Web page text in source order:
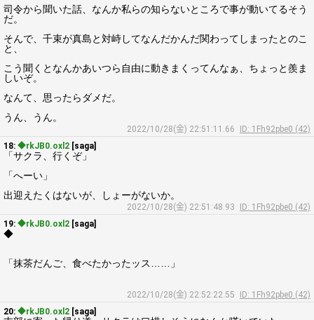
司令から聞いた話、なんか私らの知らないところで事が動いてるそう
だ。
そんで、千束が真島と対峙してなんだかんだ関わってしまったとのこ
と、
こう聞くとなんかあいつら自由に動きまくってんなぁ、ちょっと羨ま
しいぞ。
なんて、思ったらダメだ。
うん、うん。
2022/10/28(金) 22:51:11.66
ID: 1Fh92pbe0 (42)
18: ◆rkJB0.oxl2 [saga]
「サクラ、行くぞ」
「へーい」
出迎えたくはないが、しょーがないか。
2022/10/28(金) 22:51:48.93
ID: 1Fh92pbe0 (42)
19: ◆rkJB0.oxl2 [saga]
◆
「抹茶だんご、食べたかったッス……」
2022/10/28(金) 22:52:22.55
ID: 1Fh92pbe0 (42)
20: ◆rkJB0.oxl2 [saga]